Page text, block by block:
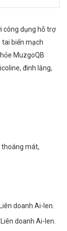
công dụng hỗ trợ
biến mạch
MuzgoQB
đinh lăng,
thoáng mát,
doanh Ai-len.
doanh Ai-len.